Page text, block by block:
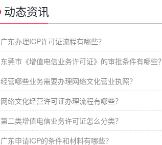
动态资讯
广东办理ICP许可证流程有哪些？
东莞市《增值电信业务许可证》的审批条件有哪些？
经营哪些业务需要办理网络文化营业执照？
网络文化经营许可证办理流程有哪些？
第二类增值电信业务许可证怎么分类？
广东申请ICP的条件和材料有哪些？